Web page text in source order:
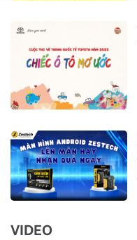
VIDEO